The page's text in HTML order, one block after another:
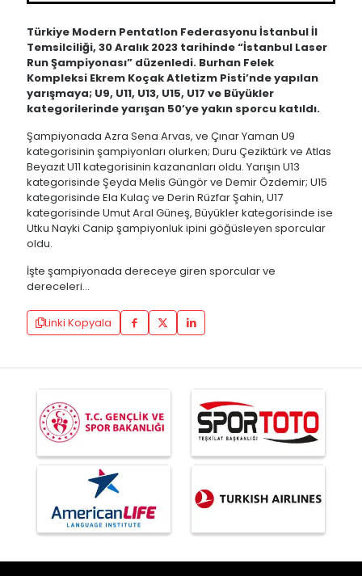
Türkiye Modern Pentatlon Federasyonu İstanbul İl
Temsilciliği, 30 Aralık 2023 tarihinde “İstanbul Laser
Run Şampiyonası” düzenledi. Burhan Felek
Kompleksi Ekrem Koçak Atletizm Pisti’nde yapılan
yarışmaya; U9, U11, U13, U15, U17 ve Büyükler
kategorilerinde yarışan 50’ye yakın sporcu katıldı.
Şampiyonada Azra Sena Arvas, ve Çınar Yaman U9
kategorisinin şampiyonları olurken; Duru Çeziktürk ve Atlas
Beyazıt U11 kategorisinin kazananları oldu. Yarışın U13
kategorisinde Şeyda Melis Güngör ve Demir Özdemir; U15
kategorisinde Ela Kulaç ve Derin Rüzfar Şahin, U17
kategorisinde Umut Aral Güneş, Büyükler kategorisinde ise
Utku Nayki Canip şampiyonluk ipini göğüsleyen sporcular
oldu.
İşte şampiyonada dereceye giren sporcular ve
dereceleri…
Linki Kopyala